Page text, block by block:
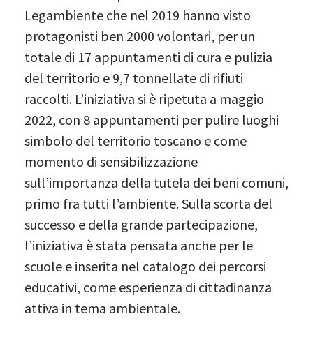
Legambiente che nel 2019 hanno visto
protagonisti ben 2000 volontari, per un
totale di 17 appuntamenti di cura e pulizia
del territorio e 9,7 tonnellate di rifiuti
raccolti. L’iniziativa si è ripetuta a maggio
2022, con 8 appuntamenti per pulire luoghi
simbolo del territorio toscano e come
momento di sensibilizzazione
sull’importanza della tutela dei beni comuni,
primo fra tutti l’ambiente. Sulla scorta del
successo e della grande partecipazione,
l’iniziativa è stata pensata anche per le
scuole e inserita nel catalogo dei percorsi
educativi, come esperienza di cittadinanza
attiva in tema ambientale.